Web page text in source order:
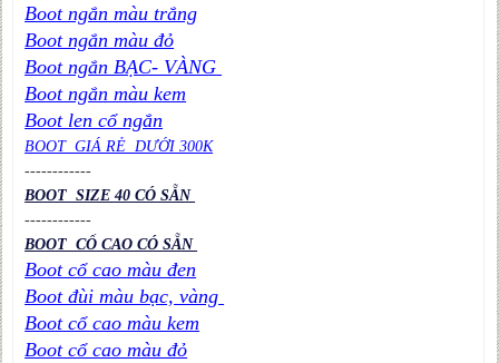
Boot ngắn màu trắng
Boot ngắn màu đỏ
Boot ngắn BẠC- VÀNG
Boot ngắn màu kem
Boot len cổ ngắn
BOOT GIÁ RẺ DƯỚI 300K
------------
BOOT SIZE 40 CÓ SẴN
------------
BOOT CỔ CAO CÓ SẴN
Boot cổ cao màu đen
Boot đùi màu bạc, vàng
Boot cổ cao màu kem
Boot cổ cao màu đỏ